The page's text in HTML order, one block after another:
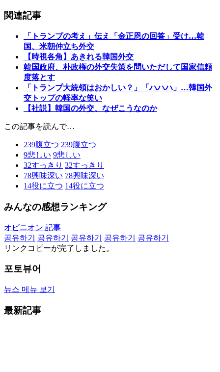
関連記事
「トランプの考え」伝え「金正恩の回答」受け…韓
国、米朝仲立ち外交
【時視各角】あきれる韓国外交
韓国政府、朴政権の外交失策を問いただして国家信頼
度落とす
「トランプ大統領はおかしい？」「ハハハ」…韓国外
交トップの軽率な笑い
【社説】韓国の外交、なぜこうなのか
この記事を読んで…
239腹立つ 239腹立つ
9悲しい 9悲しい
32すっきり 32すっきり
78興味深い 78興味深い
14役に立つ 14役に立つ
みんなの感想ランキング
オピニオン 記事
공유하기
공유하기 공유하기 공유하기
공유하기
リンクコピーが完了しました。
포토뷰어
뉴스 메뉴 보기
最新記事